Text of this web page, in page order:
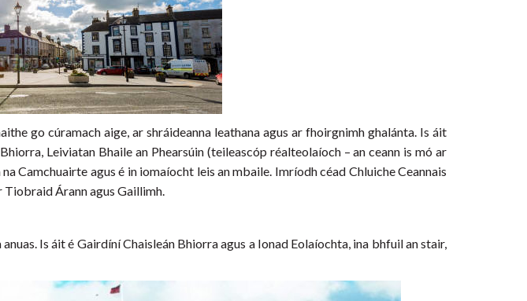
go cúramach aige, ar shráideanna leathana agus ar fhoirgnimh ghalánta. Is áit
Leiviatan Bhaile an Phearsúin (teileascóp réalteolaíoch – an ceann is mó ar
Camchuairte agus é in iomaíocht leis an mbaile. Imríodh céad Chluiche Ceannais
Tiobraid Árann agus Gaillimh.
Is áit é Gairdíní Chaisleán Bhiorra agus a Ionad Eolaíochta, ina bhfuil an stair,